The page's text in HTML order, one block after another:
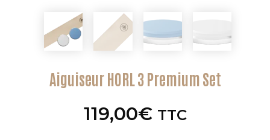
Aiguiseur HORL 3 Premium Set
119,00€ TTC